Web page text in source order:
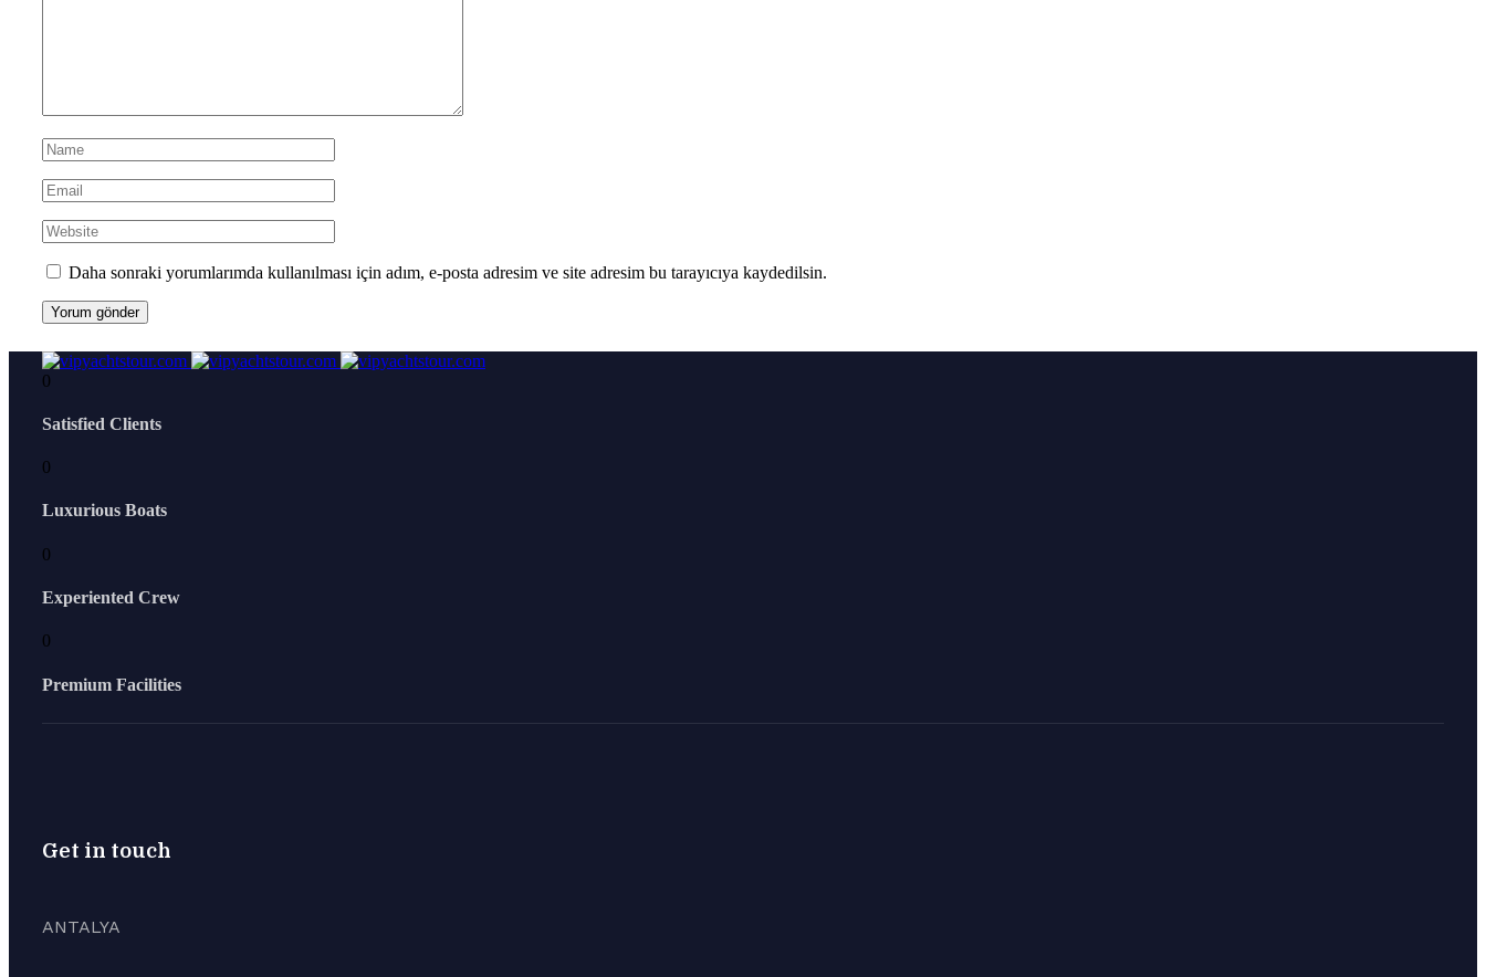
Daha sonraki yorumlarımda kullanılması için adım, e-posta adresim ve site adresim bu tarayıcıya kaydedilsin.
0
Satisfied Clients
0
Luxurious Boats
0
Experiented Crew
0
Premium Facilities
Get in touch
ANTALYA